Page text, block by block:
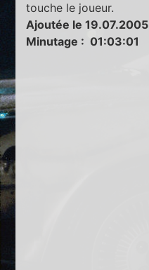
touche le joueur.
Ajoutée le 19.07.2005
Minutage : 01:03:01